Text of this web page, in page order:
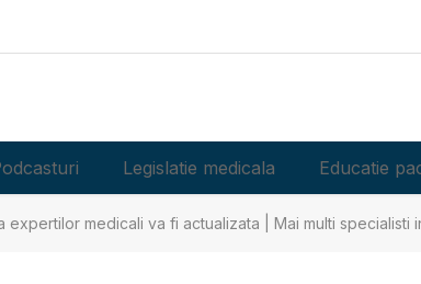
Legislatie medicala Educatie
expertilor medicali va fi actualizata | Mai multi specialisti